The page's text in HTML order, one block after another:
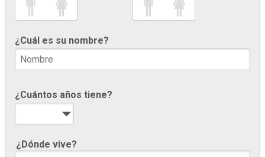
¿Cuál es su nombre?
¿Cuántos años tiene?
¿Dónde vive?